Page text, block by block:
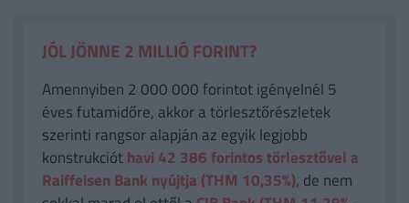
JÓL JÖNNE 2 MILLIÓ FORINT?
Amennyiben 2 000 000 forintot igényelnél 5
éves futamidőre, akkor a törlesztőrészletek
szerinti rangsor alapján az egyik legjobb
konstrukcióthavi 42 386 forintos törlesztővel a
Raiffeisen Bank nyújtja (THM 10,35%), de nem